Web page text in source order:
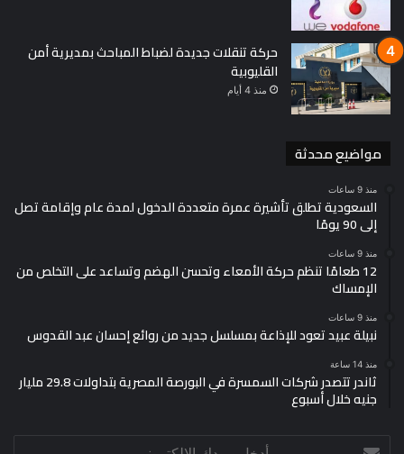
حركة تنقلات جديدة لضباط المباحث بمديرية أمن
القليوبية
منذ 4 أيام
مواضيع محدثة
منذ 9 ساعات
السعودية تطلق تأشيرة عمرة متعددة الدخول لمدة عام وإقامة تصل
إلى 90 يومًا
منذ 9 ساعات
12 طعامًا تنظم حركة الأمعاء وتحسن الهضم وتساعد على التخلص من
الإمساك
منذ 9 ساعات
نبيلة عبيد تعود للإذاعة بمسلسل جديد من روائع إحسان عبد القدوس
منذ 14 ساعة
ثاندر تتصدر شركات السمسرة في البورصة المصرية بتداولات 29.8 مليار
جنيه خلال أسبوع